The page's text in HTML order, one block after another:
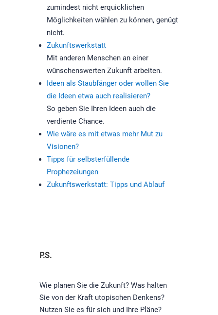
zumindest nicht erquicklichen
Möglichkeiten wählen zu können, genügt
nicht.
Zukunftswerkstatt
Mit anderen Menschen an einer
wünschenswerten Zukunft arbeiten.
Ideen als Staubfänger oder wollen Sie
die Ideen etwa auch realisieren?
So geben Sie Ihren Ideen auch die
verdiente Chance.
Wie wäre es mit etwas mehr Mut zu
Visionen?
Tipps für selbsterfüllende
Prophezeiungen
Zukunftswerkstatt: Tipps und Ablauf
P.S.
Wie planen Sie die Zukunft? Was halten
Sie von der Kraft utopischen Denkens?
Nutzen Sie es für sich und Ihre Pläne?